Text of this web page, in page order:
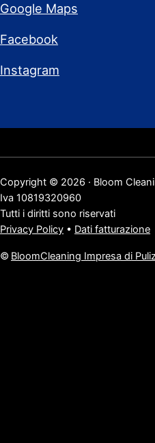
Google Maps
Facebook
Instagram
Copyright © 2026 · Bloom
Iva 10819320960
Tutti i diritti sono riservati
Privacy Policy • Dati fatturazione
© BloomCleaning Impresa di